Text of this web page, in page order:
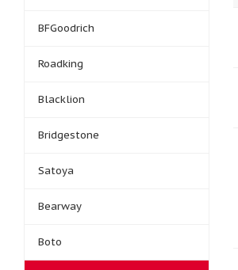
BFGoodrich
Roadking
Blacklion
Bridgestone
Satoya
Bearway
Boto